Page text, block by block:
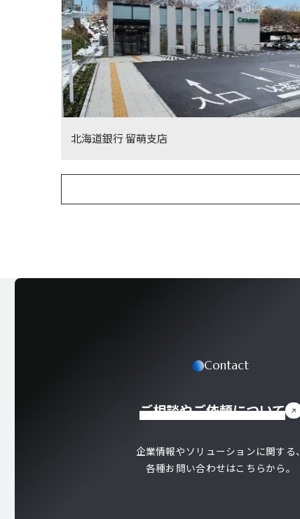
北海道銀行 留萌支店
Contact
ご相談やご依頼について
企業情報やソリューションに関する、
各種お問い合わせはこちらから。